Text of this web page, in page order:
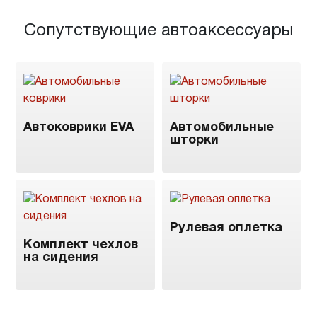
Сопутствующие автоаксессуары
Автоковрики EVA
Автомобильные
шторки
Комплект чехлов
на сидения
Рулевая оплетка